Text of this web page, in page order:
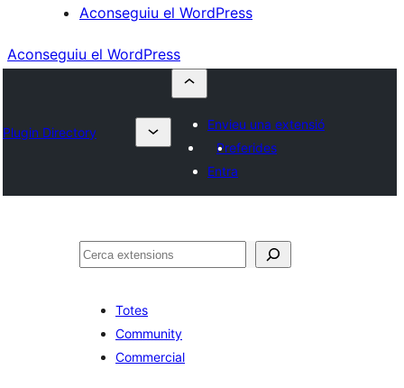
Aconseguiu el WordPress
Aconseguiu el WordPress
Plugin Directory
Envieu una extensió
Preferides
Entra
Cerca
Totes
Community
Commercial